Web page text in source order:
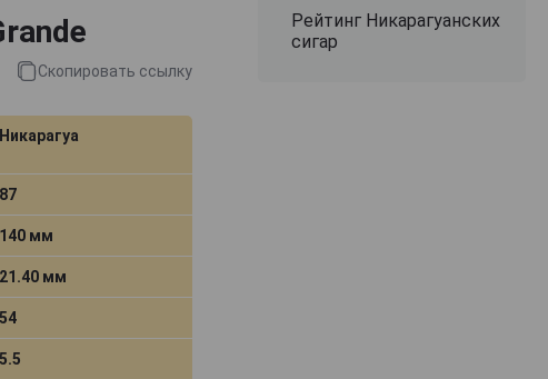
Скопировать ссылку
Никарагуа
87
140 мм
21.40 мм
54
5.5
Рейтинг Никарагуанских
сигар